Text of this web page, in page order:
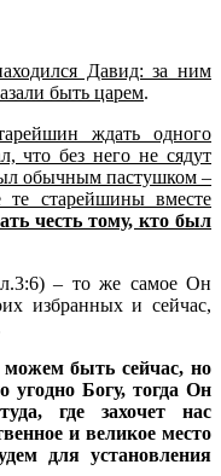
Давид: за ним
быть царем.
ждать одного
что без него не сядут
обычным пастушком –
старейшины вместе
честь тому, кто был
– то же самое Он
избранных и сейчас,
быть сейчас, но
Богу, тогда Он
где захочет нас
и великое место
для установления